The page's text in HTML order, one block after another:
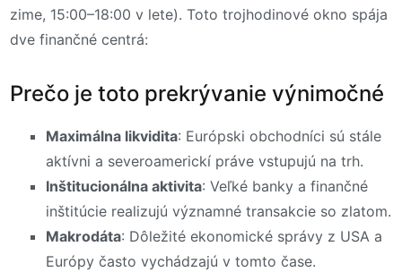
zime, 15:00–18:00 v lete). Toto trojhodinové okno spája
dve finančné centrá:
Prečo je toto prekrývanie výnimočné
Maximálna likvidita: Európski obchodníci sú stále
aktívni a severoamerickí práve vstupujú na trh.
Inštitucionálna aktivita: Veľké banky a finančné
inštitúcie realizujú významné transakcie so zlatom.
Makrodáta: Dôležité ekonomické správy z USA a
Európy často vychádzajú v tomto čase.